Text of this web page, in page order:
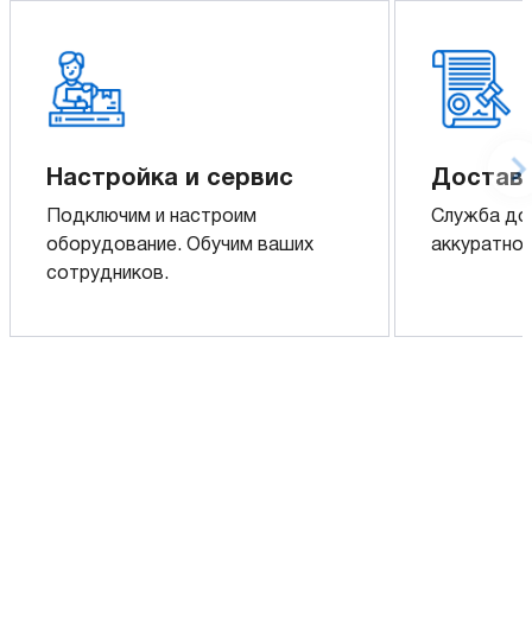
Настройка и сервис
Подключим и настроим
оборудование. Обучим ваших
сотрудников.
Служба
аккуратно